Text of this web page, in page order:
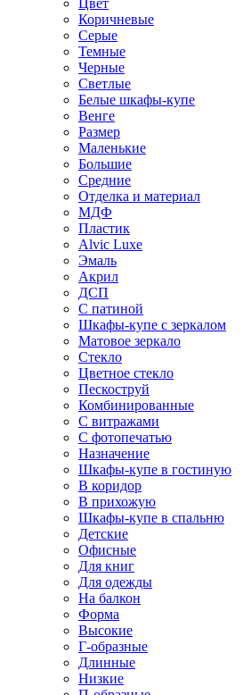
Цвет
Коричневые
Серые
Темные
Черные
Светлые
Белые шкафы-купе
Венге
Размер
Маленькие
Большие
Средние
Отделка и материал
МДФ
Пластик
Alvic Luxe
Эмаль
Акрил
ДСП
С патиной
Шкафы-купе с зеркалом
Матовое зеркало
Стекло
Цветное стекло
Пескоструй
Комбинированные
С витражами
С фотопечатью
Назначение
Шкафы-купе в гостиную
В коридор
В прихожую
Шкафы-купе в спальню
Детские
Офисные
Для книг
Для одежды
На балкон
Форма
Высокие
Г-образные
Длинные
Низкие